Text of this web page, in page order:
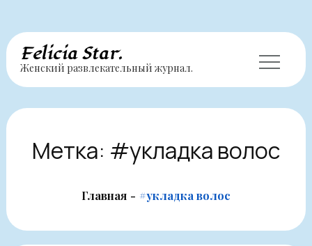
Перейти
содержимому
Felicia Star.
Женский развлекательный журнал.
Метка: #укладка волос
Главная #укладка волос